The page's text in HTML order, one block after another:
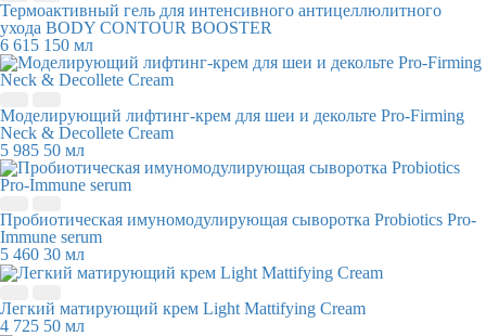
Термоактивный гель для интенсивного антицеллюлитного
ухода BODY CONTOUR BOOSTER
6 615 150 мл
Моделирующий лифтинг-крем для шеи и декольте Pro-Firming
Neck & Decollete Cream
5 985 50 мл
Пробиотическая имуномодулирующая сыворотка Probiotics Pro-
Immune serum
5 460 30 мл
Легкий матирующий крем Light Mattifying Cream
4 725 50 мл